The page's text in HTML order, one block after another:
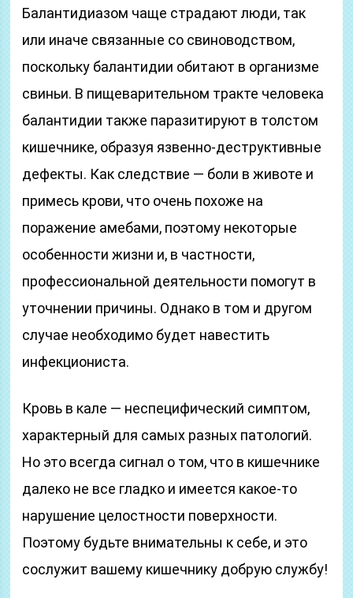
Балантидиазом чаще страдают люди, так
или иначе связанные со свиноводством,
поскольку балантидии обитают в организме
свиньи. В пищеварительном тракте человека
балантидии также паразитируют в толстом
кишечнике, образуя язвенно-деструктивные
дефекты. Как следствие — боли в животе и
примесь крови, что очень похоже на
поражение амебами, поэтому некоторые
особенности жизни и, в частности,
профессиональной деятельности помогут в
уточнении причины. Однако в том и другом
случае необходимо будет навестить
инфекциониста.
Кровь в кале — неспецифический симптом,
характерный для самых разных патологий.
Но это всегда сигнал о том, что в кишечнике
далеко не все гладко и имеется какое-то
нарушение целостности поверхности.
Поэтому будьте внимательны к себе, и это
сослужит вашему кишечнику добрую службу!